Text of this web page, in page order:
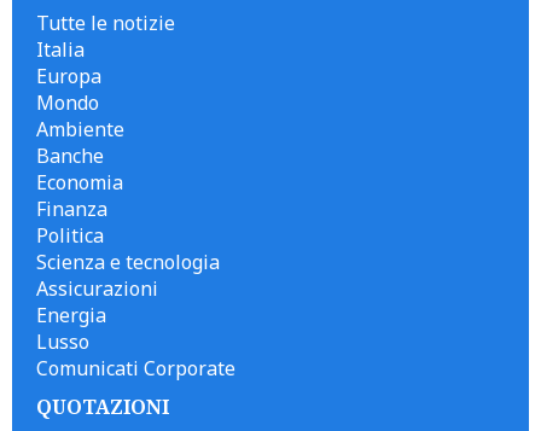
Tutte le notizie
Italia
Europa
Mondo
Ambiente
Banche
Economia
Finanza
Politica
Scienza e tecnologia
Assicurazioni
Energia
Lusso
Comunicati Corporate
QUOTAZIONI